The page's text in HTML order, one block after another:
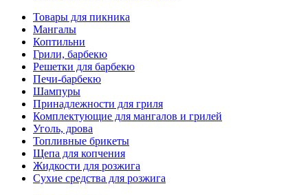
Товары для пикника
Мангалы
Коптильни
Грили, барбекю
Решетки для барбекю
Печи-барбекю
Шампуры
Принадлежности для гриля
Комплектующие для мангалов и грилей
Уголь, дрова
Топливные брикеты
Щепа для копчения
Жидкости для розжига
Сухие средства для розжига